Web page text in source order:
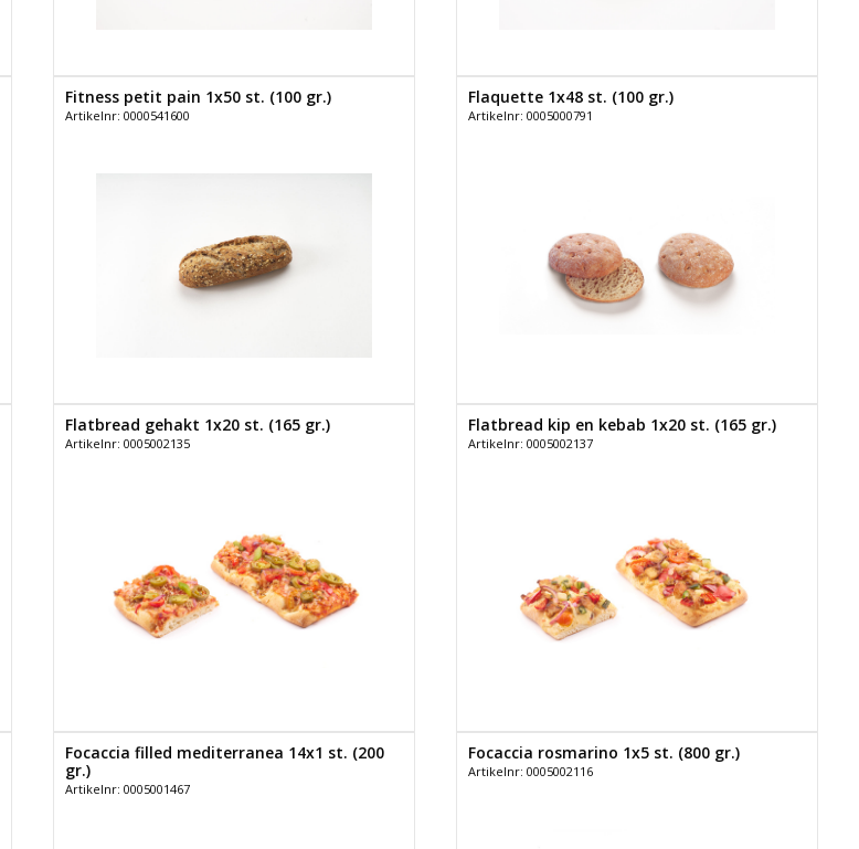
Fitness petit pain 1x50 st. (100 gr.)
Artikelnr: 0000541600
Flaquette 1x48 st. (100 gr.)
Artikelnr: 0005000791
Flatbread gehakt 1x20 st. (165 gr.)
Artikelnr: 0005002135
Flatbread kip en kebab 1x20 st. (165 gr.)
Artikelnr: 0005002137
Focaccia filled mediterranea 14x1 st. (200
gr.)
Artikelnr: 0005001467
Focaccia rosmarino 1x5 st. (800 gr.)
Artikelnr: 0005002116